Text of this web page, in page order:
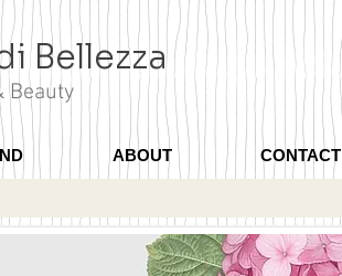
Bellezza
Beauty
ABOUT CONTACT